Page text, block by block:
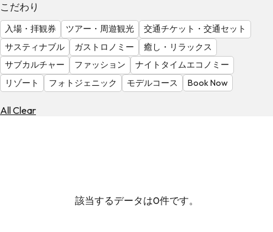
る
気
を
見
る
こだわり
入場・拝観券 ツアー・周遊観光
交通チケット・交通セット
サスティナブル
ガストロノミー
癒し・リラックス
サブカルチャー
ファッション
ナイトタイムエコノミー
リゾート
フォトジェニック モデルコース Book Now
All Clear
該当するデータは0件です。